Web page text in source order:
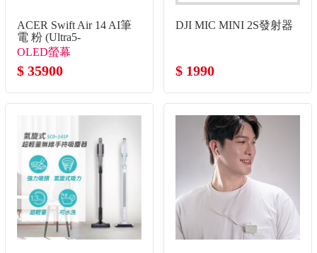
ACER Swift Air 14 AI筆
電 粉 (Ultra5-
125H/32G/512G
SSD/W11)
OLED螢幕
$ 35900
DJI MIC MINI 2S發射器
$ 1990